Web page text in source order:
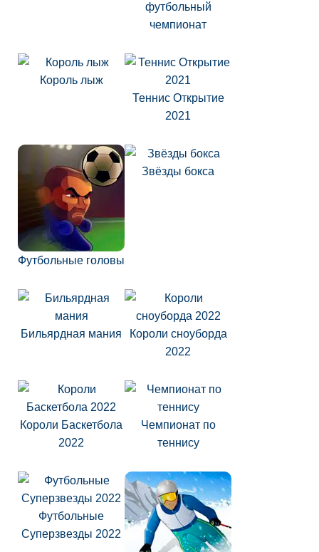
футбольный
чемпионат
Король лыж
Теннис Открытие
2021
Футбольные головы
Звёзды бокса
Бильярдная мания
Короли сноуборда
2022
Короли Баскетбола
2022
Чемпионат по
теннису
Футбольные
Суперзвезды 2022